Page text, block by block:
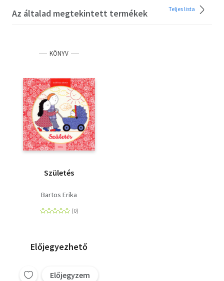
Az általad megtekintett termékek Teljes lista
KÖNYV
Születés
Bartos Erika
Előjegyezhető
Előjegyzem